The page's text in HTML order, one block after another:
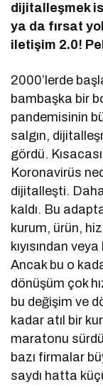
dijitalleşmek
ya da fırsat
iletişim 2.0!
2000’lerde
bambaşka bir
pandemisinin
salgın,
gördü.
Koronavirüs
dijitalleşti.
kaldı. Bu
kurum, ürün,
kıyısından
Ancak bu o
dönüşüm çok
bu değişim ve
kadar atıl bir
maratonu
bazı firmalar
saydı hatta